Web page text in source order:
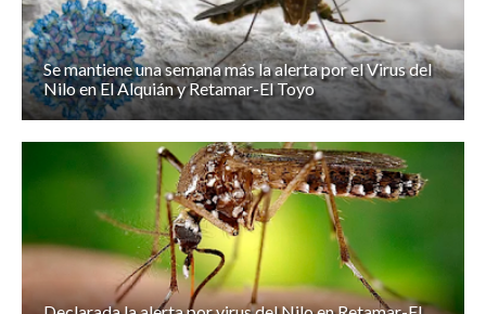
Se mantiene una semana más la alerta por el Virus del
Nilo en El Alquián y Retamar-El Toyo